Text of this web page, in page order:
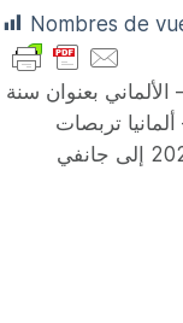
Nombres de
بعنوان سنة
ألمانيا تربصات
تكوينية خلال الفترة الممتدة من سبتمبر2023 إلى جانفي